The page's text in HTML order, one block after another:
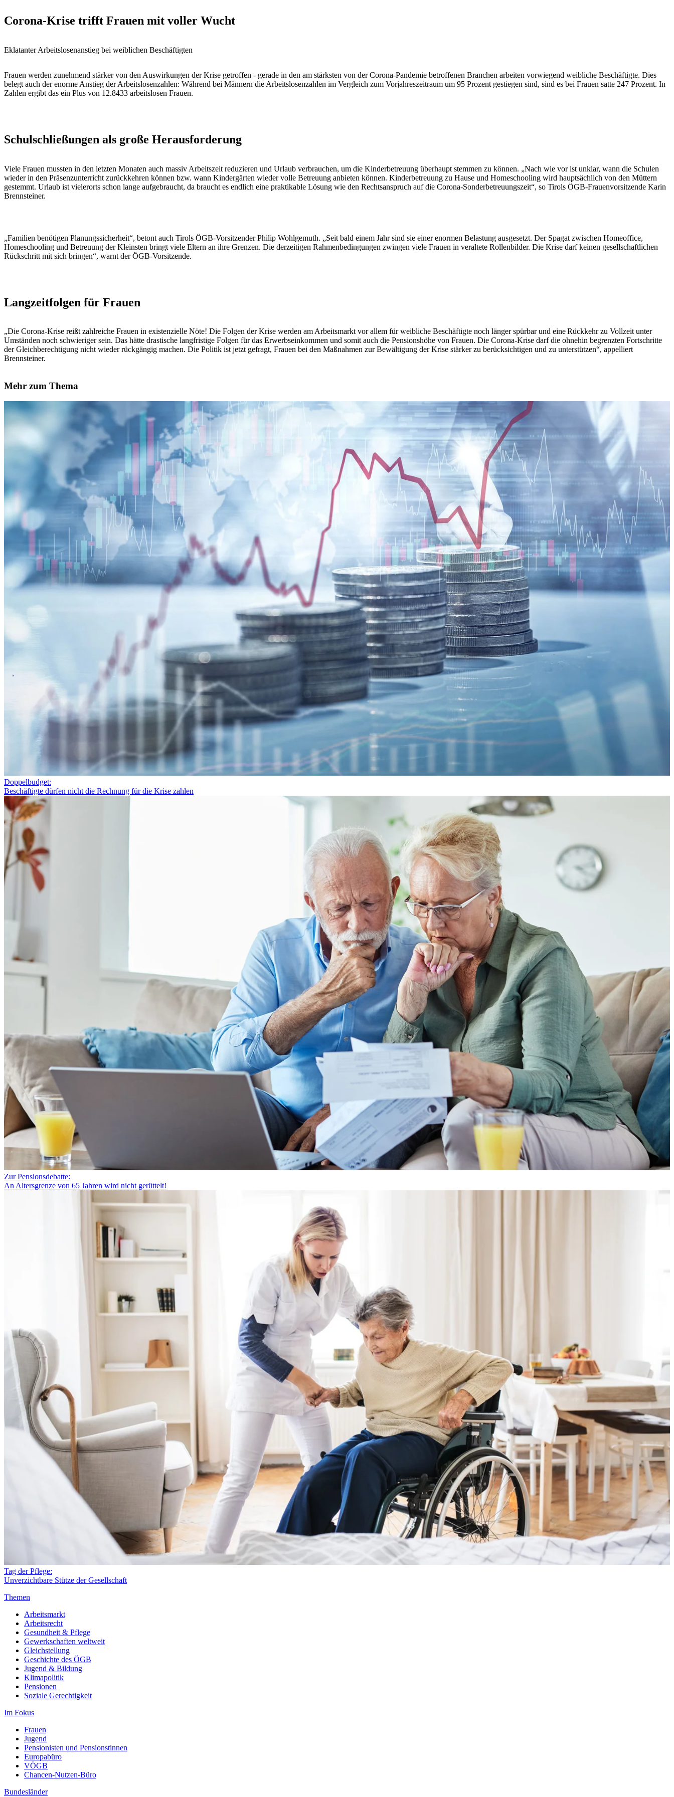
Corona-Krise trifft Frauen mit voller Wucht
Eklatanter Arbeitslosenanstieg bei weiblichen Beschäftigten
Frauen werden zunehmend stärker von den Auswirkungen der Krise getroffen - gerade in den am stärksten von der Corona-Pandemie betroffenen Branchen arbeiten vorwiegend weibliche Beschäftigte. Dies
belegt auch der enorme Anstieg der Arbeitslosenzahlen: Während bei Männern die Arbeitslosenzahlen im Vergleich zum Vorjahreszeitraum um 95 Prozent gestiegen sind, sind es bei Frauen satte 247 Prozent. In
Zahlen ergibt das ein Plus von 12.8433 arbeitslosen Frauen.
Schulschließungen als große Herausforderung
Viele Frauen mussten in den letzten Monaten auch massiv Arbeitszeit reduzieren und Urlaub verbrauchen, um die Kinderbetreuung überhaupt stemmen zu können. „Nach wie vor ist unklar, wann die Schulen
wieder in den Präsenzunterricht zurückkehren können bzw. wann Kindergärten wieder volle Betreuung anbieten können. Kinderbetreuung zu Hause und Homeschooling wird hauptsächlich von den Müttern
gestemmt. Urlaub ist vielerorts schon lange aufgebraucht, da braucht es endlich eine praktikable Lösung wie den Rechtsanspruch auf die Corona-Sonderbetreuungszeit“, so Tirols ÖGB-Frauenvorsitzende Karin
Brennsteiner.
„Familien benötigen Planungssicherheit“, betont auch Tirols ÖGB-Vorsitzender Philip Wohlgemuth. „Seit bald einem Jahr sind sie einer enormen Belastung ausgesetzt. Der Spagat zwischen Homeoffice,
Homeschooling und Betreuung der Kleinsten bringt viele Eltern an ihre Grenzen. Die derzeitigen Rahmenbedingungen zwingen viele Frauen in veraltete Rollenbilder. Die Krise darf keinen gesellschaftlichen
Rückschritt mit sich bringen“, warnt der ÖGB-Vorsitzende.
Langzeitfolgen für Frauen
„Die Corona-Krise reißt zahlreiche Frauen in existenzielle Nöte! Die Folgen der Krise werden am Arbeitsmarkt vor allem für weibliche Beschäftigte noch länger spürbar und eine Rückkehr zu Vollzeit unter
Umständen noch schwieriger sein. Das hätte drastische langfristige Folgen für das Erwerbseinkommen und somit auch die Pensionshöhe von Frauen. Die Corona-Krise darf die ohnehin begrenzten Fortschritte
der Gleichberechtigung nicht wieder rückgängig machen. Die Politik ist jetzt gefragt, Frauen bei den Maßnahmen zur Bewältigung der Krise stärker zu berücksichtigen und zu unterstützen“, appelliert
Brennsteiner.
Mehr zum Thema
Doppelbudget:
Beschäftigte dürfen nicht die Rechnung für die Krise zahlen
Zur Pensionsdebatte:
An Altersgrenze von 65 Jahren wird nicht gerüttelt!
Tag der Pflege:
Unverzichtbare Stütze der Gesellschaft
Themen
Arbeitsmarkt
Arbeitsrecht
Gesundheit & Pflege
Gewerkschaften weltweit
Gleichstellung
Geschichte des ÖGB
Jugend & Bildung
Klimapolitik
Pensionen
Soziale Gerechtigkeit
Im Fokus
Frauen
Jugend
Pensionisten und Pensionstinnen
Europabüro
VÖGB
Chancen-Nutzen-Büro
Bundesländer